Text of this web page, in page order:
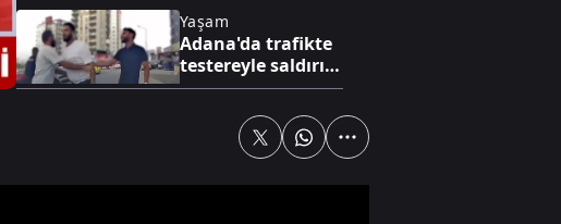
Yaşam
Adana'da trafikte
testereyle saldırı
anı kamerada
Bahçelievler'de